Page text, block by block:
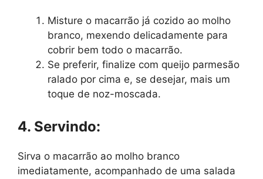
Misture o macarrão já cozido ao molho
branco, mexendo delicadamente para
cobrir bem todo o macarrão.
Se preferir, finalize com queijo parmesão
ralado por cima e, se desejar, mais um
toque de noz-moscada.
4. Servindo:
Sirva o macarrão ao molho branco
imediatamente, acompanhado de uma salada